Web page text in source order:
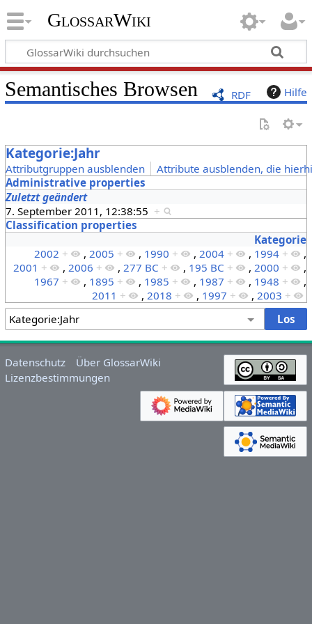
GlossarWiki
RDF Hilfe
Semantisches Browsen
Kategorie:Jahr
Attributgruppen ausblenden
Attribute ausblenden, die
Administrative properties
Zuletzt geändert
7. September 2011, 12:38:55 +
Classification properties
Kategorie
2002 + , 2005 + , 1990 + , 2004 + , 1994 +
,
2001 + , 2006 + , 277 BC + , 195 BC + , 2000 +
,
1967 + , 1895 + , 1985 + , 1987 + , 1948 +
,
2011 + , 2018 + , 1997 + , 2003 +
Datenschutz
Über GlossarWiki
Lizenzbestimmungen